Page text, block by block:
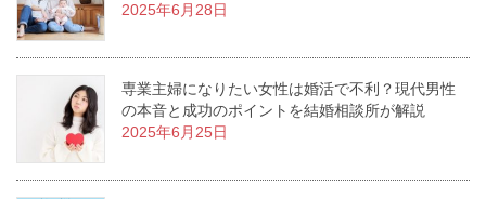
2025年6月28日
専業主婦になりたい女性は婚活で不利？現代男性
の本音と成功のポイントを結婚相談所が解説
2025年6月25日